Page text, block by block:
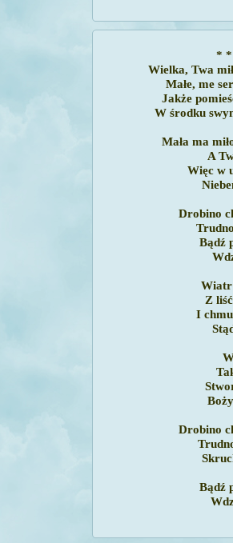
*
Wielka, Twa
Małe, me
Jakże
W środku
Mała ma
A
Więc w
Drobino
Bądź
Wiatr
Z
I
Drobino
Bądź